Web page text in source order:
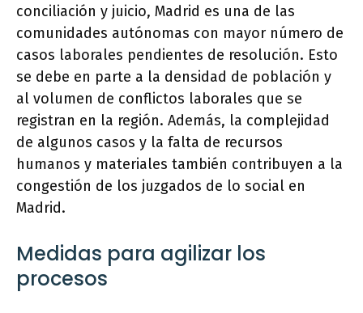
conciliación y juicio, Madrid es una de las
comunidades autónomas con mayor número de
casos laborales pendientes de resolución. Esto
se debe en parte a la densidad de población y
al volumen de conflictos laborales que se
registran en la región. Además, la complejidad
de algunos casos y la falta de recursos
humanos y materiales también contribuyen a la
congestión de los juzgados de lo social en
Madrid.
Medidas para agilizar los
procesos